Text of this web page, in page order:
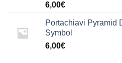
6,00€
Portachiavi Pyramid
Symbol
6,00€